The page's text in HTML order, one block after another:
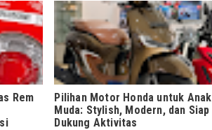
Rem
Pilihan Motor Honda untuk Anak
Muda: Stylish, Modern, dan Siap
Dukung Aktivitas